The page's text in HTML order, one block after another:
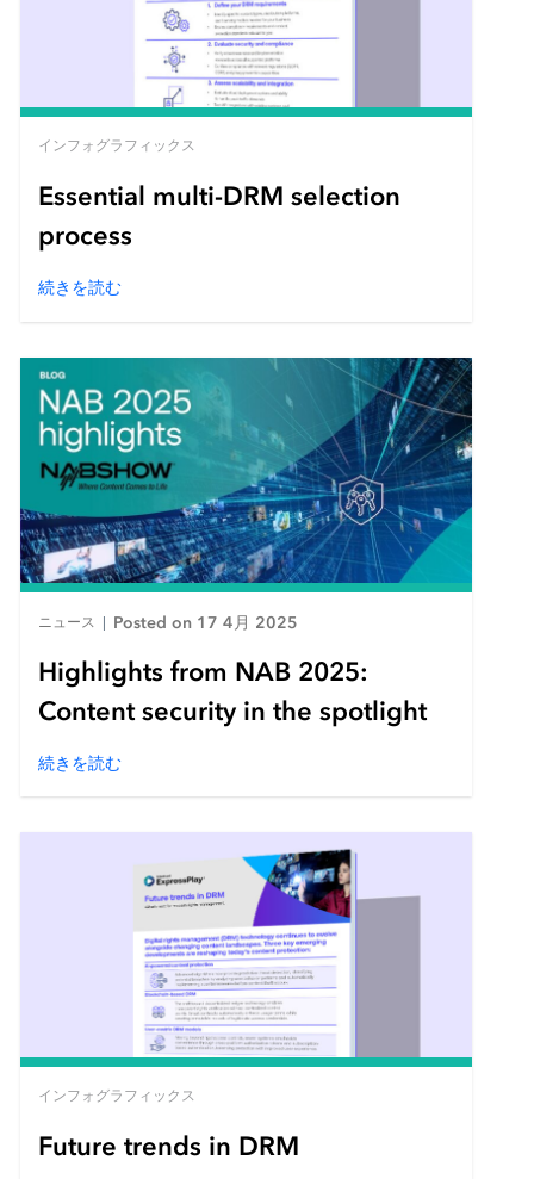
インフォグラフィックス
Essential multi-DRM selection
process
続きを読む
ニュース Posted on 17 4月 2025
Highlights from NAB 2025:
Content security in the spotlight
続きを読む
インフォグラフィックス
Future trends in DRM